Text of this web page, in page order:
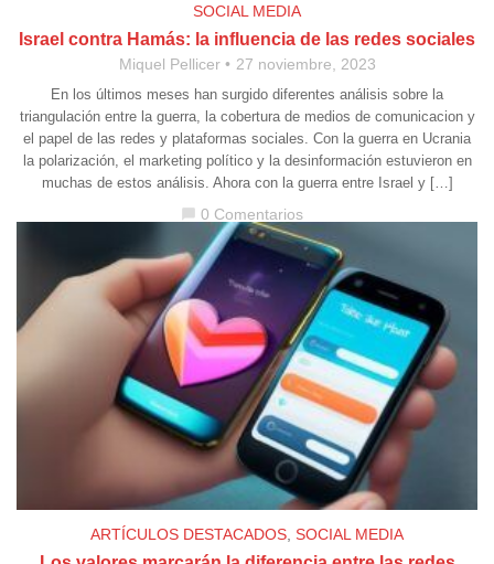
SOCIAL MEDIA
Israel contra Hamás: la influencia de las redes sociales
Miquel Pellicer 27 noviembre, 2023
En los últimos meses han surgido diferentes análisis sobre la
triangulación entre la guerra, la cobertura de medios de comunicacion y
el papel de las redes y plataformas sociales. Con la guerra en Ucrania
la polarización, el marketing político y la desinformación estuvieron en
muchas de estos análisis. Ahora con la guerra entre Israel y […]
0 Comentarios
ARTÍCULOS DESTACADOS SOCIAL MEDIA